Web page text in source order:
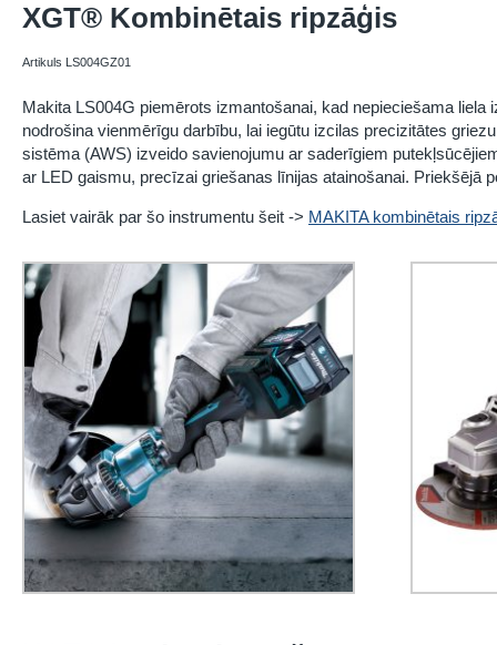
XGT® Kombinētais ripzāģis
Artikuls LS004GZ01
Makita LS004G piemērots izmantošanai, kad nepieciešama liela
nodrošina vienmērīgu darbību, lai iegūtu izcilas precizitātes
sistēma (AWS) izveido savienojumu ar saderīgiem
ar LED gaismu, precīzai griešanas līnijas atainošanai. Priekšējā
Lasiet vairāk par šo instrumentu šeit -> MAKITA kombinētais